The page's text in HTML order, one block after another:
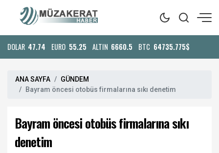
DOLAR 47.74 EURO 55.25 ALTIN 6660.5 BTC 64735.775$
ANA SAYFA
GÜNDEM
Bayram öncesi otobüs firmalarına sıkı denetim
Bayram öncesi otobüs firmalarına sıkı
denetim